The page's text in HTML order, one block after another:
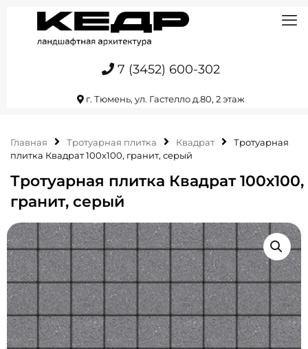
7 (3452) 600-302
г. Тюмень, ул. Гастелло д.80, 2 этаж
Главная Тротуарная плитка Квадрат
Тротуарная
плитка Квадрат 100х100, гранит, серый
Тротуарная плитка Квадрат 100х100,
гранит, серый